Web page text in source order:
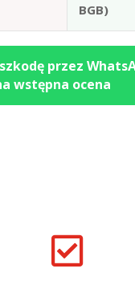
BGB)
szkodę przez
wstępna ocena
